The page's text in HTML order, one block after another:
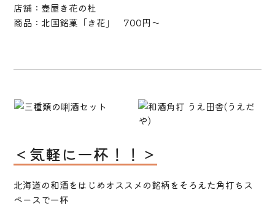
店舗：壺屋き花の杜
商品：北国銘菓「き花」 700円～
＜気軽に一杯！！＞
北海道の和酒をはじめオススメの銘柄をそろえた角打ちス
ペースで一杯